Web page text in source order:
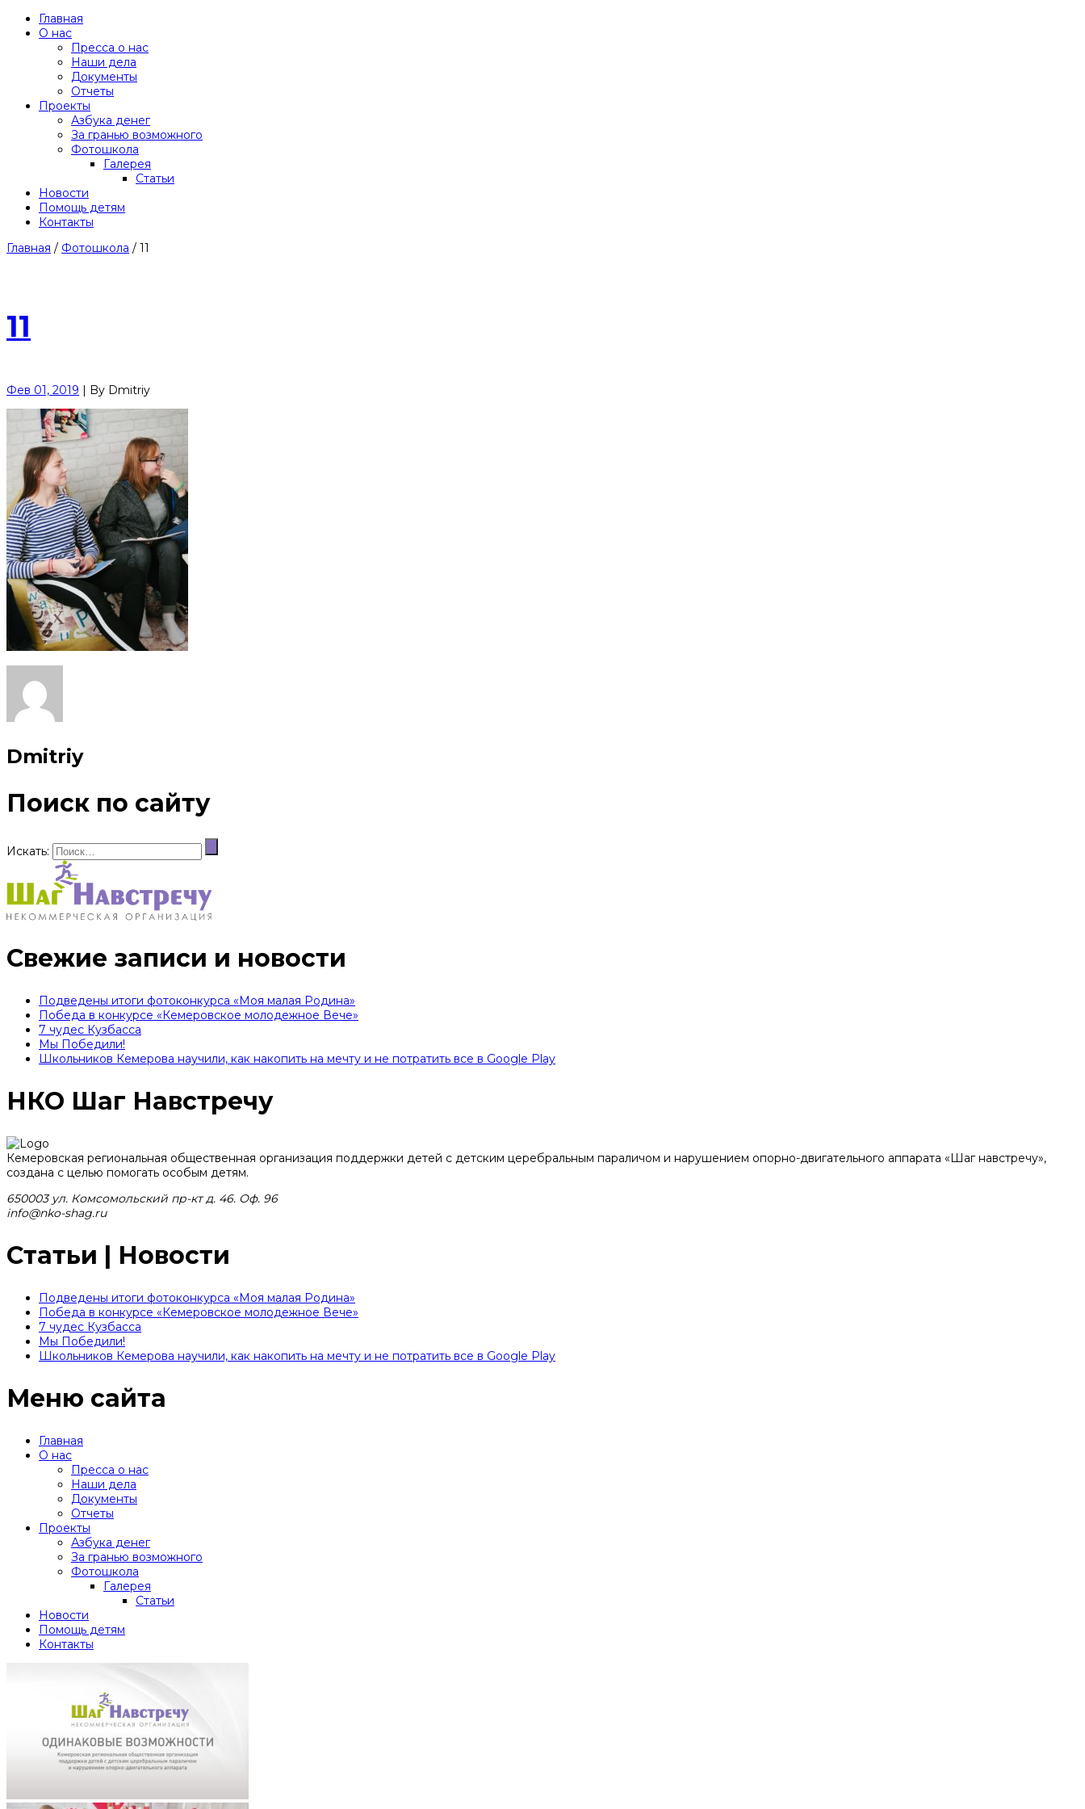
Главная
О нас
Пресса о нас
Наши дела
Документы
Отчеты
Проекты
Азбука денег
За гранью возможного
Фотошкола
Галерея
Статьи
Новости
Помощь детям
Контакты
Главная / Фотошкола / 11
11
Фев 01, 2019 | By Dmitriy
Dmitriy
Поиск по сайту
Искать:
Свежие записи и новости
Подведены итоги фотоконкурса «Моя малая Родина»
Победа в конкурсе «Кемеровское молодежное Вече»
7 чудес Кузбасса
Мы Победили!
Школьников Кемерова научили, как накопить на мечту и не потратить все в Google Play
НКО Шаг Навстречу
Кемеровская региональная общественная организация поддержки детей с детским церебральным параличом и нарушением опорно-двигательного аппарата «Шаг навстречу»,
создана с целью помогать особым детям.
650003 ул. Комсомольский пр-кт д. 46. Оф. 96
info@nko-shag.ru
Статьи | Новости
Подведены итоги фотоконкурса «Моя малая Родина»
Победа в конкурсе «Кемеровское молодежное Вече»
7 чудес Кузбасса
Мы Победили!
Школьников Кемерова научили, как накопить на мечту и не потратить все в Google Play
Меню сайта
Главная
О нас
Пресса о нас
Наши дела
Документы
Отчеты
Проекты
Азбука денег
За гранью возможного
Фотошкола
Галерея
Статьи
Новости
Помощь детям
Контакты